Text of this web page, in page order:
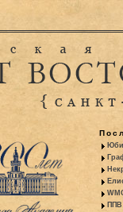
ППВ